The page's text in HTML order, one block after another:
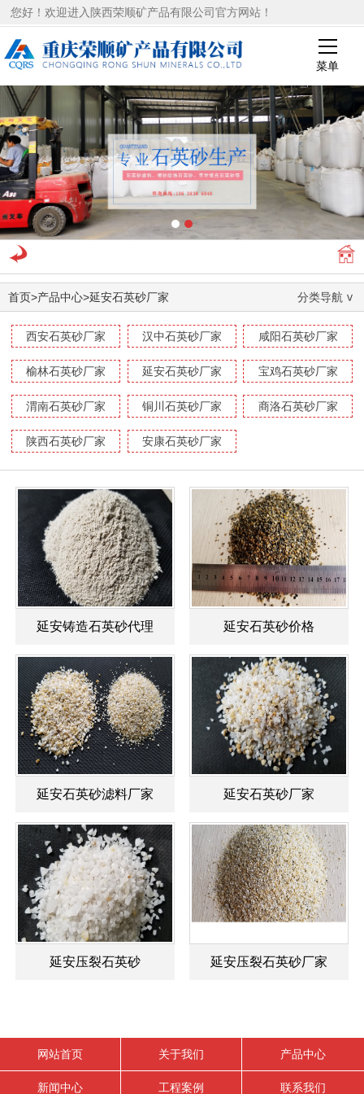
您好！欢迎进入陕西荣顺矿产品有限公司官方网站！
菜单
1 2
首页>产品中心>延安石英砂厂家 分类导航
西安石英砂厂家 汉中石英砂厂家 咸阳石英砂厂家
榆林石英砂厂家 延安石英砂厂家 宝鸡石英砂厂家
渭南石英砂厂家 铜川石英砂厂家 商洛石英砂厂家
陕西石英砂厂家 安康石英砂厂家
延安铸造石英砂代理 延安石英砂价格
延安石英砂滤料厂家 延安石英砂厂家
延安压裂石英砂 延安压裂石英砂厂家
网站首页 关于我们 产品中心
新闻中心 工程案例 联系我们